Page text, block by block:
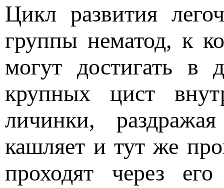
Цикл развития
группы нематод, к
могут достигать
крупных цист
личинки,
кашляет и тут же
проходят через